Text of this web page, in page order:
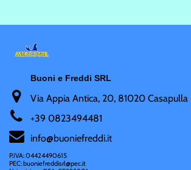
Buoni e Freddi SRL
Via Appia Antica, 20, 81020 Casapulla
+39 0823494481
info@buoniefreddi.it
P.IVA: 04424490615
PEC: buoniefreddisrl@pec.it